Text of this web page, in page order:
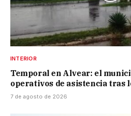
INTERIOR
Temporal en Alvear: el
operativos de asistencia tras
7 de agosto de 2026